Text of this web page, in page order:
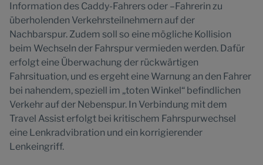
Information des Caddy-Fahrers oder –Fahrerin zu
überholenden Verkehrsteilnehmern auf der
Nachbarspur. Zudem soll so eine mögliche Kollision
beim Wechseln der Fahrspur vermieden werden. Dafür
erfolgt eine Überwachung der rückwärtigen
Fahrsituation, und es ergeht eine Warnung an den Fahrer
bei nahendem, speziell im „toten Winkel“ befindlichen
Verkehr auf der Nebenspur. In Verbindung mit dem
Travel Assist erfolgt bei kritischem Fahrspurwechsel
eine Lenkradvibration und ein korrigierender
Lenkeingriff.